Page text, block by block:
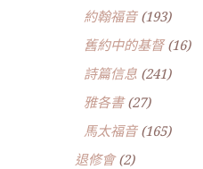
約翰福音(193)
舊約中的基督(16)
詩篇信息 (241)
雅各書(27)
馬太福音(165)
退修會(2)